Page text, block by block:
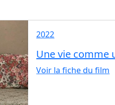
2022
Une vie comme
Voir la fiche du film